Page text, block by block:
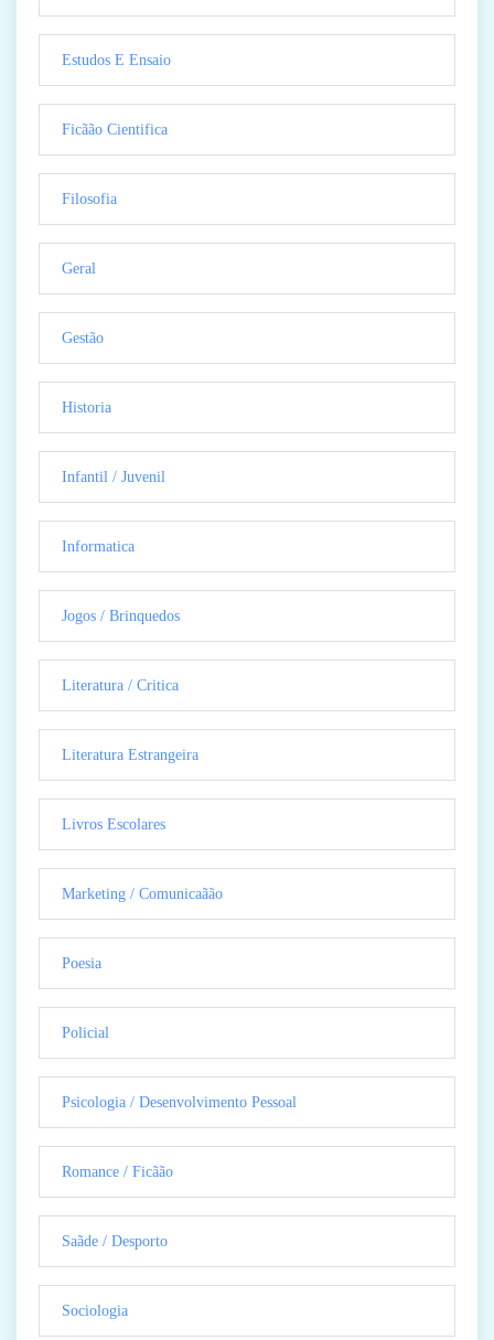
Estudos E Ensaio
Ficãão Cientifica
Filosofia
Geral
Gestão
Historia
Infantil / Juvenil
Informatica
Jogos / Brinquedos
Literatura / Critica
Literatura Estrangeira
Livros Escolares
Marketing / Comunicaãão
Poesia
Policial
Psicologia / Desenvolvimento Pessoal
Romance / Ficãão
Saãde / Desporto
Sociologia